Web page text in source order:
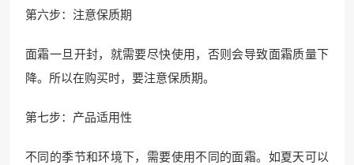
第六步：注意保质期
面霜一旦开封，就需要尽快使用，否则会导致面霜质量下
降。所以在购买时，要注意保质期。
第七步：产品适用性
不同的季节和环境下，需要使用不同的面霜。如夏天可以